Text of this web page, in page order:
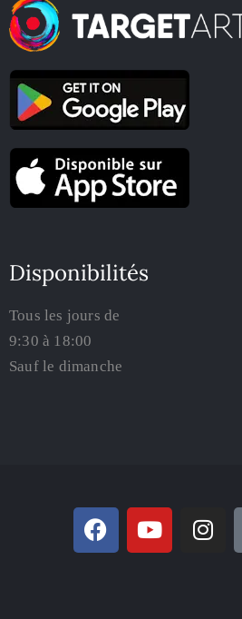
Disponibilités
Tous les jours de
9:30 à 18:00
Sauf le dimanche